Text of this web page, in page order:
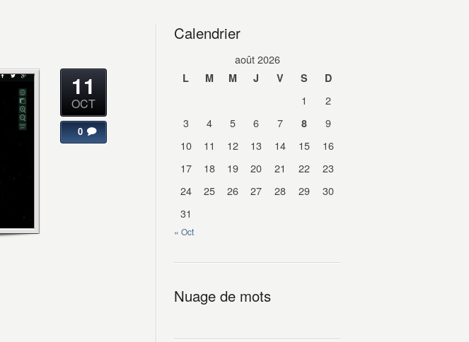
11
OCT
0
Calendrier
août 2026
L M M J V S D
1
2
3
4 5 6 7 8
9
10
11 12 13 14 15
16
17
18 19 20 21 22
23
24
25 26 27 28 29
30
31
« Oct
Nuage de mots